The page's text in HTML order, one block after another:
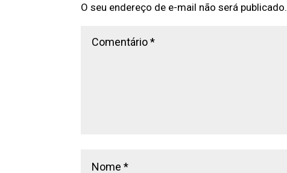
O seu endereço de e-mail não será publicado.